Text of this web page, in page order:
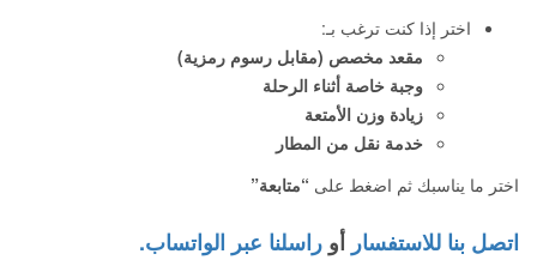
اختر إذا كنت ترغب بـ:
مقعد مخصص (مقابل رسوم رمزية)
وجبة خاصة أثناء الرحلة
زيادة وزن الأمتعة
خدمة نقل من المطار
اختر ما يناسبك ثم اضغط على “متابعة”
اتصل بنا للاستفسار أو راسلنا عبر الواتساب.